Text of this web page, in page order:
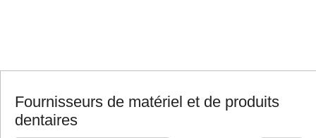
Fournisseurs de matériel et de produits
dentaires